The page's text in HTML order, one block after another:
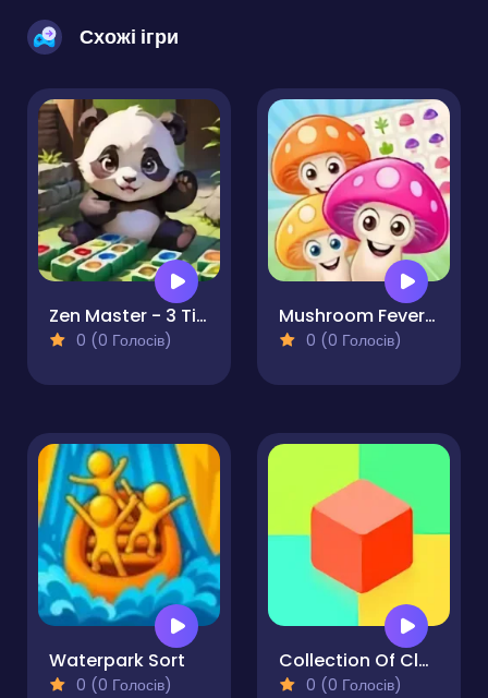
Схожі ігри
Zen Master - 3 Tiles
0 (0 Голосів)
Mushroom Fever Match 3
0 (0 Голосів)
Waterpark Sort
0 (0 Голосів)
Collection Of Classic Puzzles - 2048 - 10x10
0 (0 Голосів)